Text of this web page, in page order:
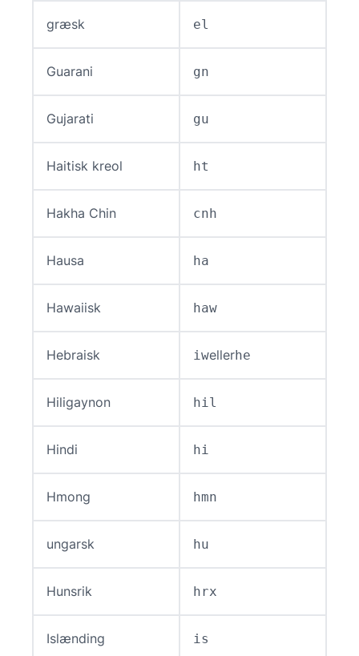
græsk el
Guarani gn
Gujarati gu
Haitisk kreol ht
Hakha Chin cnh
Hausa ha
Hawaiisk haw
Hebraisk iwellerhe
Hiligaynon hil
Hindi hi
Hmong hmn
ungarsk hu
Hunsrik hrx
Islænding is